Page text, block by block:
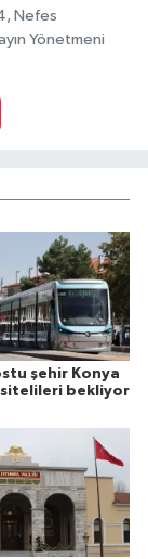
Nefes
Yönetmeni
şehir Konya
bekliyor